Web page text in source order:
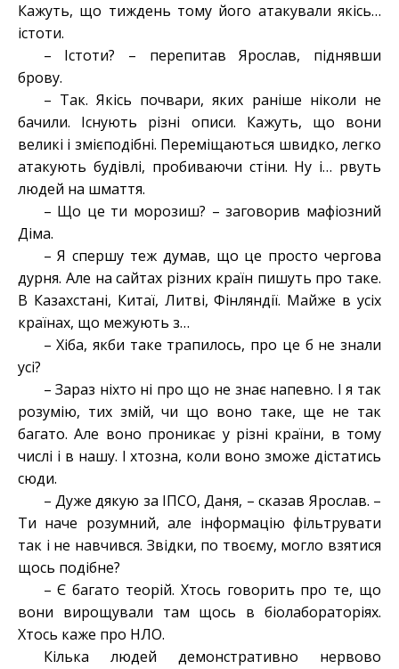
Кажуть, що тиждень тому його атакували якісь…
істоти.
– Істоти? – перепитав Ярослав, піднявши
брову.
– Так. Якісь почвари, яких раніше ніколи не
бачили. Існують різні описи. Кажуть, що вони
великі і змієподібні. Переміщаються швидко, легко
атакують будівлі, пробиваючи стіни. Ну і… рвуть
людей на шмаття.
– Що це ти морозиш? – заговорив мафіозний
Діма.
– Я спершу теж думав, що це просто чергова
дурня. Але на сайтах різних країн пишуть про таке.
В Казахстані, Китаї, Литві, Фінляндії. Майже в усіх
країнах, що межують з…
– Хіба, якби таке трапилось, про це б не знали
усі?
– Зараз ніхто ні про що не знає напевно. І я так
розумію, тих змій, чи що воно таке, ще не так
багато. Але воно проникає у різні країни, в тому
числі і в нашу. І хтозна, коли воно зможе дістатись
сюди.
– Дуже дякую за ІПСО, Даня, – сказав Ярослав. –
Ти наче розумний, але інформацію фільтрувати
так і не навчився. Звідки, по твоєму, могло взятися
щось подібне?
– Є багато теорій. Хтось говорить про те, що
вони вирощували там щось в біолабораторіях.
Хтось каже про НЛО.
Кілька людей демонстративно нервово